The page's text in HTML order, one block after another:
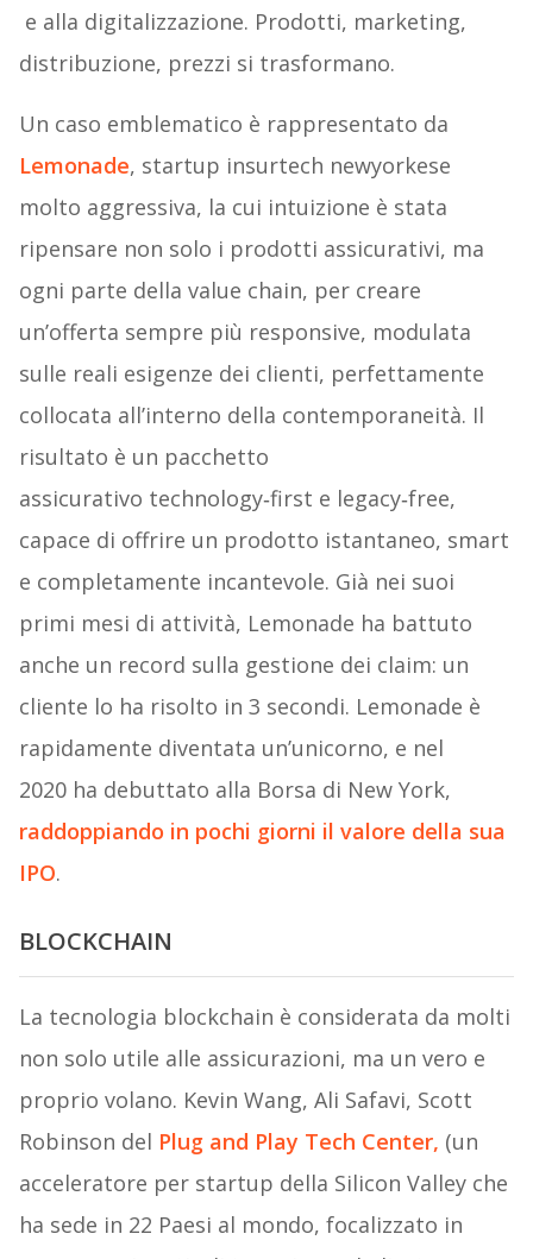
e alla digitalizzazione. Prodotti, marketing,
distribuzione, prezzi si trasformano.
Un caso emblematico è rappresentato da
Lemonade, startup insurtech newyorkese
molto aggressiva, la cui intuizione è stata
ripensare non solo i prodotti assicurativi, ma
ogni parte della value chain, per creare
un’offerta sempre più responsive, modulata
sulle reali esigenze dei clienti, perfettamente
collocata all’interno della contemporaneità. Il
risultato è un pacchetto
assicurativo technology‐first e legacy‐free,
capace di offrire un prodotto istantaneo, smart
e completamente incantevole. Già nei suoi
primi mesi di attività, Lemonade ha battuto
anche un record sulla gestione dei claim: un
cliente lo ha risolto in 3 secondi. Lemonade è
rapidamente diventata un’unicorno, e nel
2020 ha debuttato alla Borsa di New York,
raddoppiando in pochi giorni il valore della sua
IPO.
BLOCKCHAIN
La tecnologia blockchain è considerata da molti
non solo utile alle assicurazioni, ma un vero e
proprio volano. Kevin Wang, Ali Safavi, Scott
Robinson del Plug and Play Tech Center, (un
acceleratore per startup della Silicon Valley che
ha sede in 22 Paesi al mondo, focalizzato in